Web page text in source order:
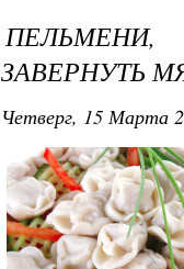
ЗАВЕРНУТЬ
Четверг, 15 Марта